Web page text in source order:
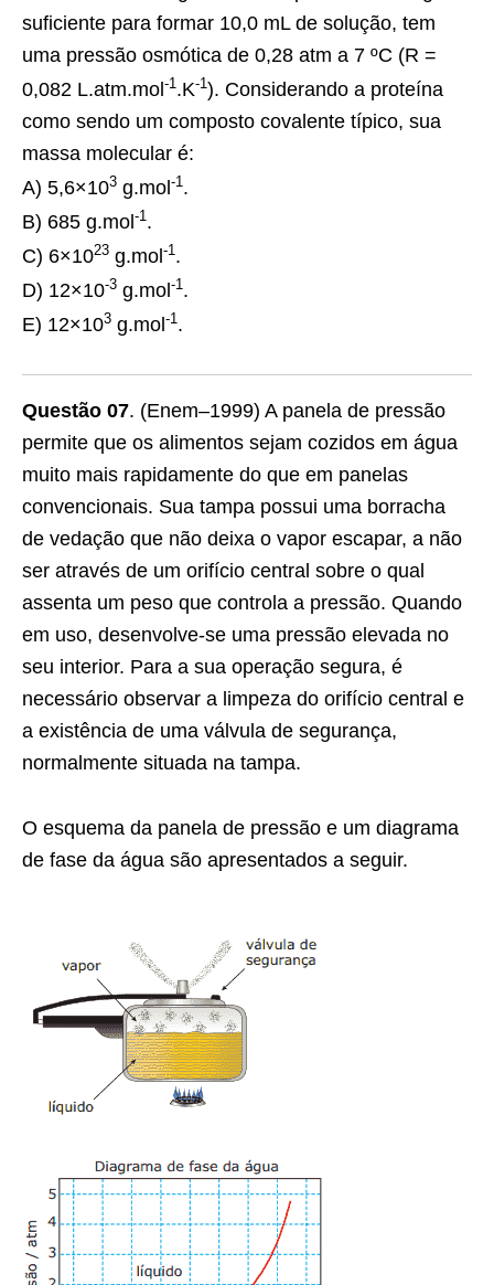
suficiente para formar 10,0 mL de solução, tem
uma pressão osmótica de 0,28 atm a 7 ºC (R =
0,082 L.atm.mol -1.K-1). Considerando a proteína
como sendo um composto covalente típico, sua
massa molecular é:
A) 5,6×103 g.mol -1.
B) 685 g.mol -1.
C) 6×1023 g.mol -1.
D) 12×10-3 g.mol -1.
E) 12×103 g.mol -1.
Questão 07. (Enem–1999) A panela de pressão
permite que os alimentos sejam cozidos em água
muito mais rapidamente do que em panelas
convencionais. Sua tampa possui uma borracha
de vedação que não deixa o vapor escapar, a não
ser através de um orifício central sobre o qual
assenta um peso que controla a pressão. Quando
em uso, desenvolve-se uma pressão elevada no
seu interior. Para a sua operação segura, é
necessário observar a limpeza do orifício central e
a existência de uma válvula de segurança,
normalmente situada na tampa.
O esquema da panela de pressão e um diagrama
de fase da água são apresentados a seguir.